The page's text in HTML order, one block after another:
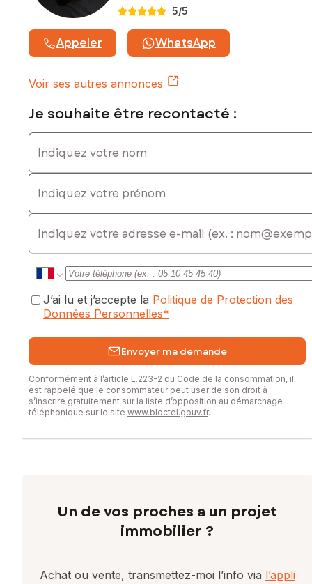
0766521842, E-mail : julien.herault@safti.fr - EI - Agent
commercial immatriculé au RSAC de Perpignan sous le
5/5
Appeler WhatsApp
Voir ses autres annonces
Je souhaite être recontacté :
Indiquez votre nom
Indiquez votre prénom
E-mail
J’ai lu et j’accepte la Politique de Protection des
Données Personnelles*
Envoyer ma demande
Conformément à l’article L.223-2 du Code de la consommation, il
est rappelé que le consommateur peut user de son droit à
s’inscrire gratuitement sur la liste d’opposition au démarchage
téléphonique sur le site www.bloctel.gouv.fr.
Un de vos proches a un projet
immobilier ?
Achat ou vente, transmettez-moi l’info via l’appli